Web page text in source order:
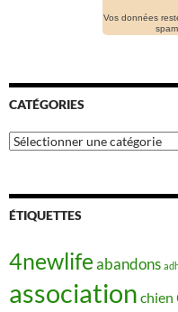
Vos données
CATÉGORIES
Catégories
ÉTIQUETTES
4newlifeabandons
association chien